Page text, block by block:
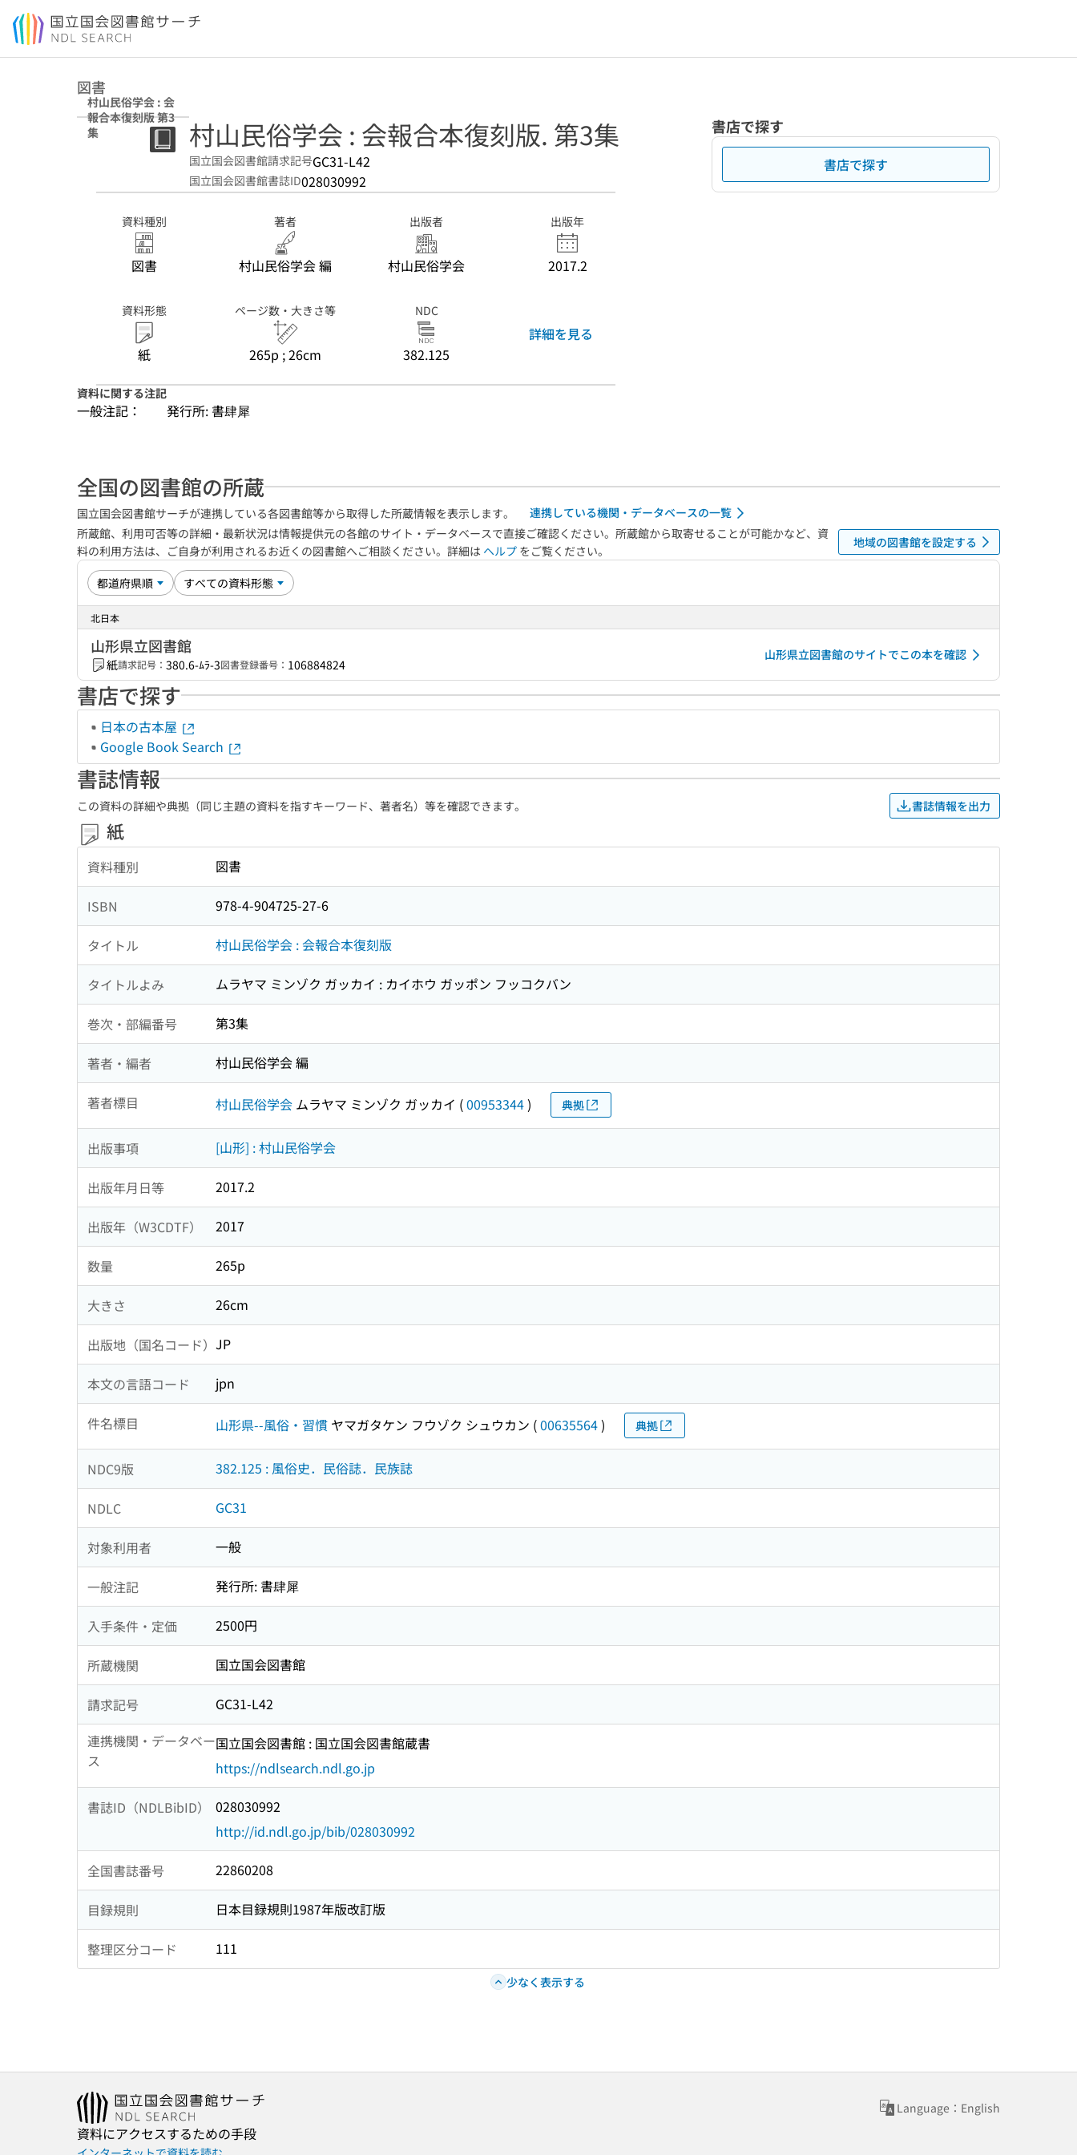
本文へ移動
図書
村山民俗学会 : 会
報合本復刻版 第3
集
村山民俗学会 : 会報合本復刻版. 第3集
国立国会図書館請求記号GC31-L42
国立国会図書館書誌ID028030992
資料種別
図書
著者
村山民俗学会 編
出版者
村山民俗学会
出版年
2017.2
資料形態
紙
ページ数・大きさ等
265p ; 26cm
NDC
382.125
詳細を見る
資料に関する注記
一般注記： 発行所: 書肆犀
書店で探す
書店で探す
全国の図書館の所蔵
国立国会図書館サーチが連携している各図書館等から取得した所蔵情報を表示します。
連携している機関・データベースの一覧
所蔵館、利用可否等の詳細・最新状況は情報提供元の各館のサイト・データベースで直接ご確認ください。所蔵館から取寄せることが可能かなど、資
料の利用方法は、ご自身が利用されるお近くの図書館へご相談ください。詳細は ヘルプ をご覧ください。
地域の図書館を設定する
北日本
山形県立図書館
紙請求記号： 380.6-ﾑﾗ-3図書登録番号： 106884824
山形県立図書館のサイトでこの本を確認
書店で探す
日本の古本屋
Google Book Search
書誌情報
この資料の詳細や典拠（同じ主題の資料を指すキーワード、著者名）等を確認できます。 書誌情報を出力
紙
資料種別 図書
ISBN 978-4-904725-27-6
タイトル 村山民俗学会 : 会報合本復刻版
タイトルよみ ムラヤマ ミンゾク ガッカイ : カイホウ ガッポン フッコクバン
巻次・部編番号 第3集
著者・編者 村山民俗学会 編
著者標目 村山民俗学会 ムラヤマ ミンゾク ガッカイ (00953344) 典拠
出版事項 [山形] : 村山民俗学会
出版年月日等 2017.2
出版年（W3CDTF） 2017
数量 265p
大きさ 26cm
出版地（国名コード） JP
本文の言語コード jpn
件名標目 山形県--風俗・習慣 ヤマガタケン フウゾク シュウカン (00635564) 典拠
NDC9版 382.125 : 風俗史．民俗誌．民族誌
NDLC GC31
対象利用者 一般
一般注記 発行所: 書肆犀
入手条件・定価 2500円
所蔵機関 国立国会図書館
請求記号
GC31-L42
連携機関・データベー
ス
国立国会図書館 : 国立国会図書館蔵書
https://ndlsearch.ndl.go.jp
書誌ID（NDLBibID）
028030992
http://id.ndl.go.jp/bib/028030992
全国書誌番号 22860208
目録規則 日本目録規則1987年版改訂版
整理区分コード 111
少なく表示する
Language：English
資料にアクセスするための手段